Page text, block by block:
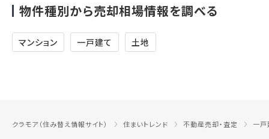
物件種別から売却相場情報を調べる
マンション 一戸建て 土地
クラモア（住み替え情報サイト） 住まいトレンド 不動産売却・査定 一戸